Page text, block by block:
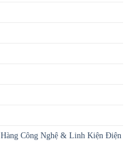
Công Nghệ & Linh Kiện Điện